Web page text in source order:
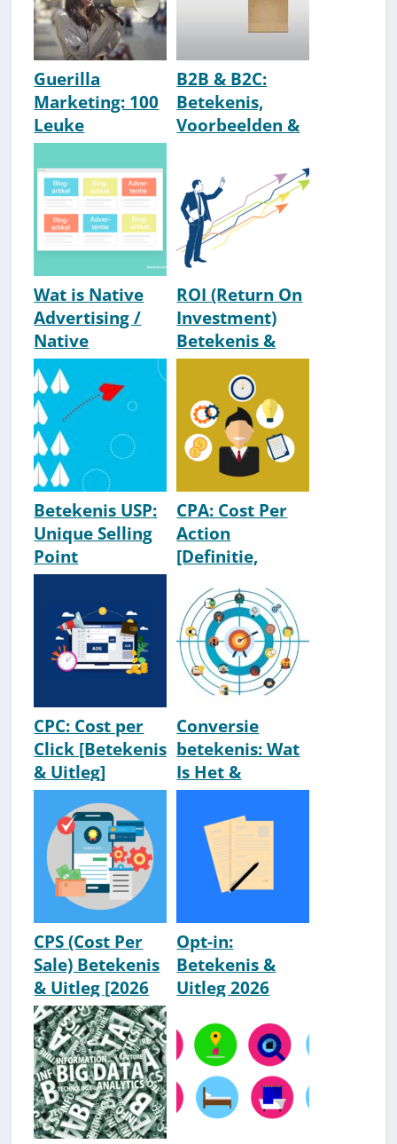
Guerilla
Marketing: 100
Leuke
Voorbeelden
Die Werken!
B2B & B2C:
Betekenis,
Voorbeelden &
Wat is Native
Advertising /
Native
Marketing?
[Uitleg]
ROI (Return On
Investment)
Betekenis &
Rekenvoorbeel
Betekenis USP:
Unique Selling
Point
[Voorbeelden &
CPA: Cost Per
Action
[Definitie,
Uitleg]
CPC: Cost per
Click [Betekenis
& Uitleg]
Conversie
betekenis: Wat
Is Het &
Waarom Is Het
Belangrijk?
CPS (Cost Per
Sale) Betekenis
& Uitleg [2026
Update]
Opt-in:
Betekenis &
Uitleg 2026